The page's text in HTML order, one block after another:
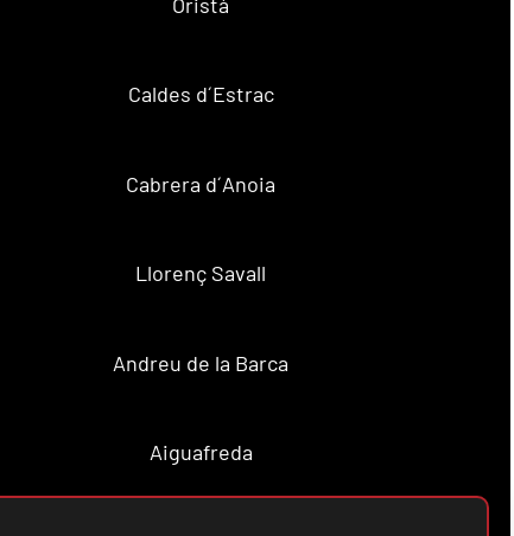
Caldes d´Estrac
Cabrera d´Anoia
Llorenç Savall
Andreu de la Barca
Aiguafreda